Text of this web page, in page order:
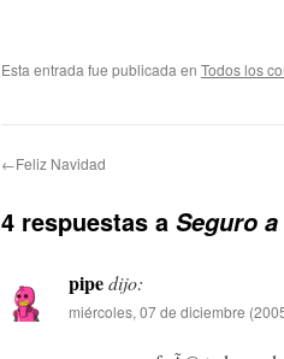
Esta entrada fue publicada en Todos los
←Feliz Navidad
4 respuestas a Seguro
pipedijo:
miércoles, 07 de diciembre